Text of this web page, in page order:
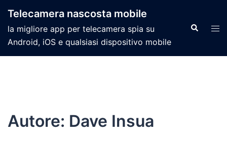
Telecamera nascosta mobile
la migliore app per telecamera spia su
Android, iOS e qualsiasi dispositivo mobile
Autore: Dave Insua